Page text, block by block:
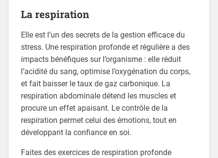
La respiration
Elle est l’un des secrets de la gestion efficace du
stress. Une respiration profonde et régulière a des
impacts bénéfiques sur l’organisme : elle réduit
l’acidité du sang, optimise l’oxygénation du corps,
et fait baisser le taux de gaz carbonique. La
respiration abdominale détend les muscles et
procure un effet apaisant. Le contrôle de la
respiration permet celui des émotions, tout en
développant la confiance en soi.
Faites des exercices de respiration profonde